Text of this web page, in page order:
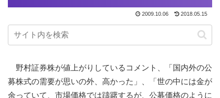
2009.10.06 2018.05.15
野村証券株が値上がりしているコメント、「国内外の公
募株式の需要が思いの外、高かった」、「世の中には金が
余っていて、市場価格では躊躇するが、公募価格のように